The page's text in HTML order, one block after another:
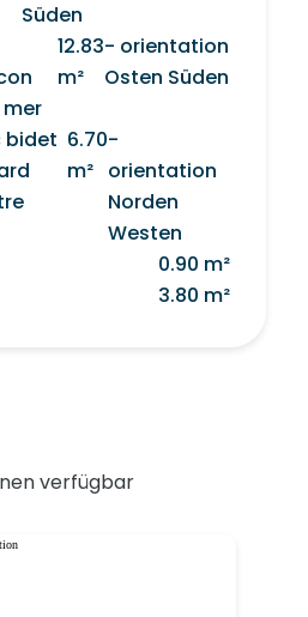
Süden
12.83
m²
- orientation
Osten Süden
bidet 6.70
m²
-
orientation
Norden
Westen
0.90 m²
3.80 m²
verfügbar